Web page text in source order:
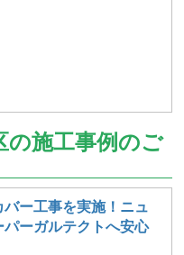
の施工事例のご
ー工事を実施！ニュ
ーガルテクトへ安心